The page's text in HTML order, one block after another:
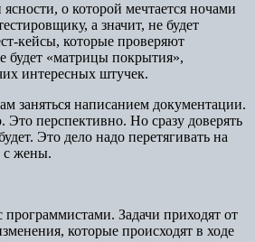
о которой мечтается ночами
а значит, не будет
кейсы, которые проверяют
будет «матрицы покрытия»,
интересных штучек.
заняться написанием документации.
перспективно. Но сразу доверять
Это дело надо перетягивать на
с жены.
программистами. Задачи приходят от
которые происходят в ходе